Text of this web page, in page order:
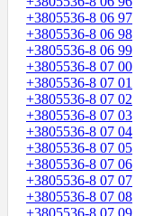
+3805536-8 06 97
+3805536-8 06 98
+3805536-8 06 99
+3805536-8 07 00
+3805536-8 07 01
+3805536-8 07 02
+3805536-8 07 03
+3805536-8 07 04
+3805536-8 07 05
+3805536-8 07 06
+3805536-8 07 07
+3805536-8 07 08
+3805536-8 07 09